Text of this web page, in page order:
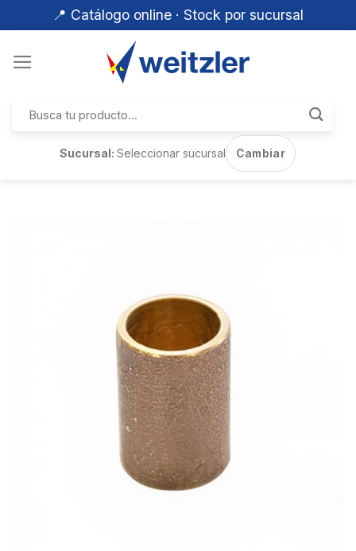
📍 Catálogo online · Stock por sucursal
por:
Sucursal:Seleccionar sucursal Cambiar